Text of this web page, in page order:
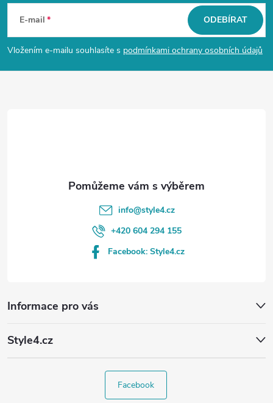
p
E-mail
Vložením e-mailu souhlasíte s podmínkami ochrany osobních údajů
ODEBÍRAT
Informace pro vás
Style4.cz
info@style4.cz
+420 604 294 155
Facebook: Style4.cz
Facebook